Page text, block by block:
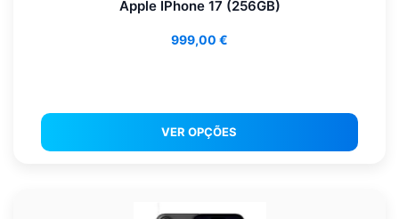
Apple IPhone 17 (256GB)
999,00 €
VER OPÇÕES